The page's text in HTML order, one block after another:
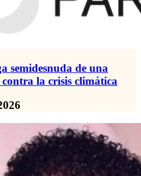
semidesnuda de una
la crisis climática